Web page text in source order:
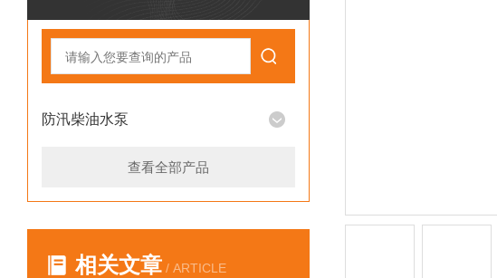
防汛柴油水泵
查看全部产品
相关文章 / ARTICLE